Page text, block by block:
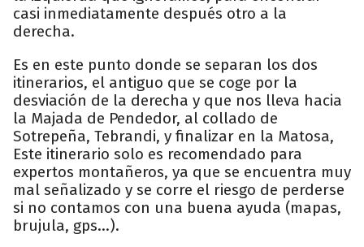
casi inmediatamente después otro a la
derecha.
Es en este punto donde se separan los dos
itinerarios, el antiguo que se coge por la
desviación de la derecha y que nos lleva hacia
la Majada de Pendedor, al collado de
Sotrepeña, Tebrandi, y finalizar en la Matosa,
Este itinerario solo es recomendado para
expertos montañeros, ya que se encuentra muy
mal señalizado y se corre el riesgo de perderse
si no contamos con una buena ayuda (mapas,
brujula, gps...).